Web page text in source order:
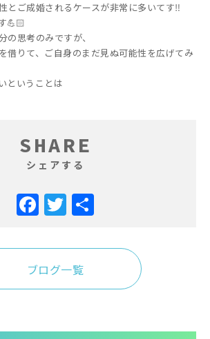
とご成婚されるケースが非常に多いてす‼️
💪🏻
の思考のみですが、
借りて、ご自身のまだ見ぬ可能性を広げてみ
ということは
SHARE
シェアする
Facebook
Twitter
ブログ一覧